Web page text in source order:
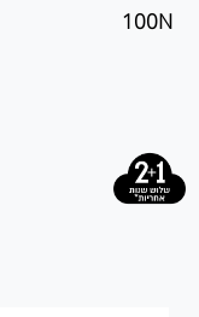
100N